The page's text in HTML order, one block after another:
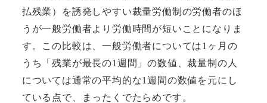
払残業）を誘発しやすい裁量労働制の労働者のほ
うが一般労働者より労働時間が短いことになりま
す。この比較は、一般労働者については1ヶ月の
うち「残業が最長の1週間」の数値、裁量制の人
については通常の平均的な1週間の数値を元にし
ている点で、まったくでたらめです。